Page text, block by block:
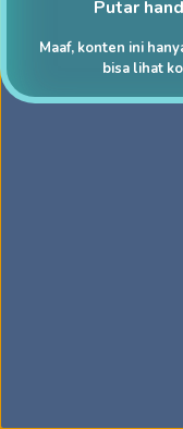
Putar
Maaf, konten ini
bisa lihat